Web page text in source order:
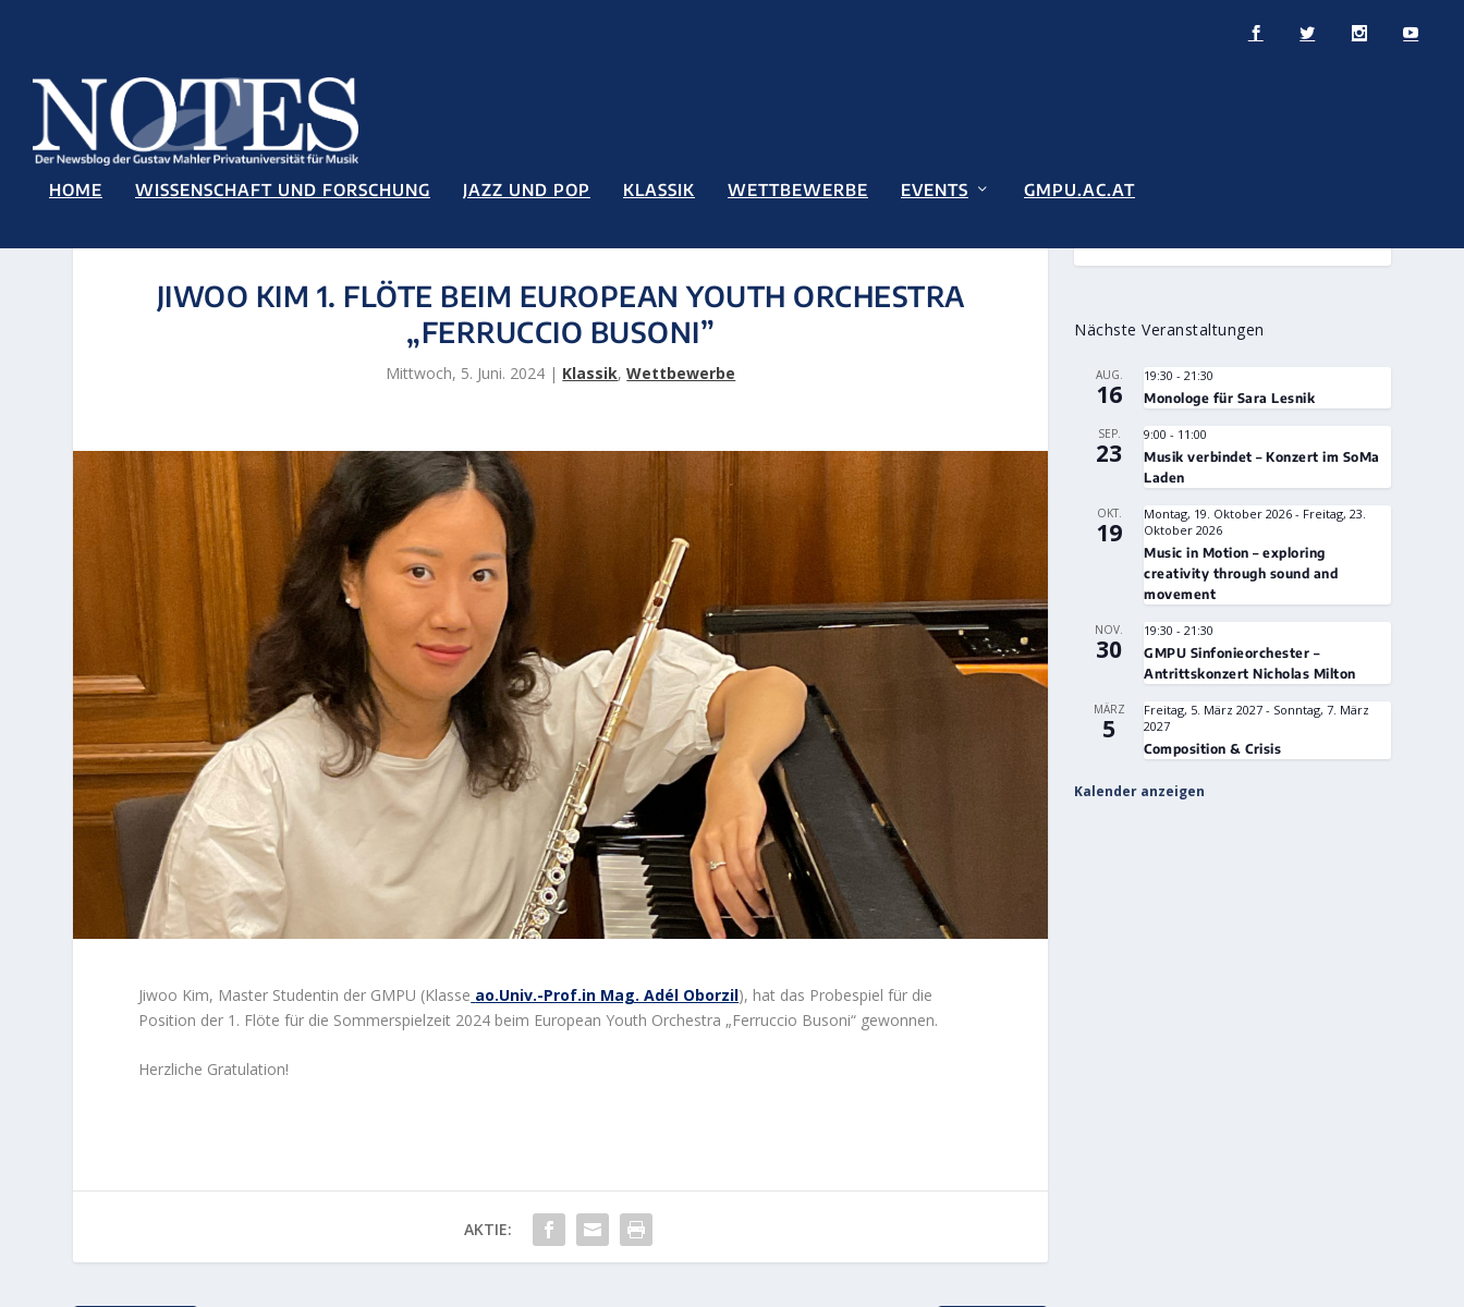
HOME WISSENSCHAFT UND FORSCHUNG JAZZ UND POP KLASSIK WETTBEWERBE EVENTS GMPU.AC.AT
JIWOO KIM 1. FLÖTE BEIM EUROPEAN YOUTH ORCHESTRA
„FERRUCCIO BUSONI”
Mittwoch, 5. Juni. 2024 | Klassik,Wettbewerbe
Jiwoo Kim, Master Studentin der GMPU (Klasse ao.Univ.-Prof.in Mag. Adél Oborzil), hat das Probespiel für die
Position der 1. Flöte für die Sommerspielzeit 2024 beim European Youth Orchestra „Ferruccio Busoni“ gewonnen.
Herzliche Gratulation!
AKTIE:
Nächste Veranstaltungen
AUG.
16
19:30 -21:30
Monologe für Sara Lesnik
SEP.
23
9:00 - 11:00
Musik verbindet – Konzert im SoMa
Laden
OKT.
19
Montag, 19. Oktober 2026 - Freitag, 23.
Oktober 2026
Music in Motion – exploring
creativity through sound and
movement
NOV.
30
19:30 -21:30
GMPU Sinfonieorchester –
Antrittskonzert Nicholas Milton
MÄRZ
5
Freitag, 5. März 2027 - Sonntag, 7. März
2027
Composition & Crisis
Kalender anzeigen